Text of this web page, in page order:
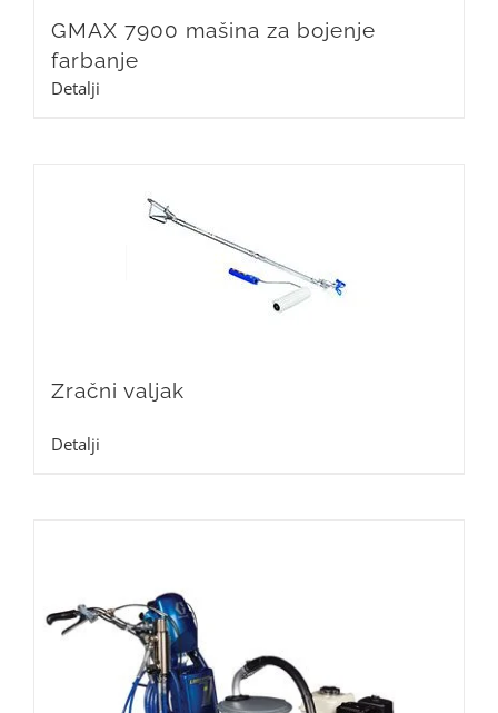
GMAX 7900 mašina za bojenje
farbanje
Detalji
Zračni valjak
Detalji